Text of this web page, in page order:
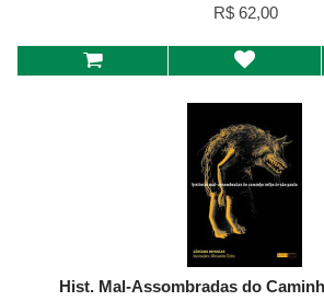
R$ 62,00
Hist. Mal-Assombradas do